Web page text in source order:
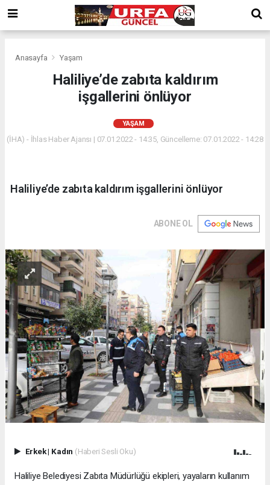
Anasayfa Yaşam
Haliliye’de zabıta kaldırım
işgallerini önlüyor
YAŞAM
(İHA) - İhlas Haber Ajansı | 07.01.2022 - 14:35, Güncelleme: 07.01.2022 - 14:28
Haliliye’de zabıta kaldırım işgallerini önlüyor
ABONE OL
Erkek| Kadın (Haberi Sesli Oku)
Haliliye Belediyesi Zabıta Müdürlüğü ekipleri, yayaların kullanım